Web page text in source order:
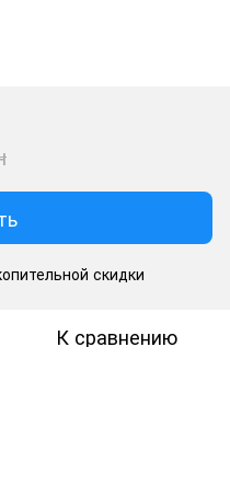
скидки
К сравнению